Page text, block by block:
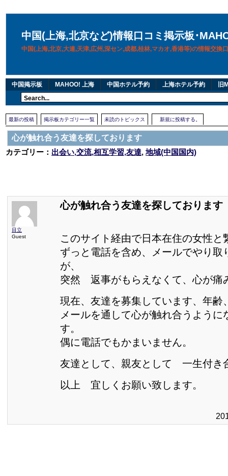
中国(上海,北京など)情報口コミ掲示板･
中国(上海,北京,大連,天津,広州,深セン,成都,桂林,マカオ,香港等)の情報交換
中国掲示板 MAHOO! 上海 中国ホテル予約 上海ホテル予約 旧
最新の投稿 掲示板カテゴリー一覧 未読のトピックス 新規に投稿する。
心が触れ合う友達を探しております
カテゴリー： 出会い,交流,相互学習,友達,地域(中国国内)
目立
Guest
心が触れ合う友達を探しております
このサイト経由で日本在住の女性と
ずっと電話を含め、メールでやり取
が、
突然 返事がもらえなくて、心が痛
現在、友達を募集しています、年齢
メールを通して心が触れ合うように
す。
偶に電話でもかまいません。
友達として、親友として 一生付き
以上 宜しくお願い致します。